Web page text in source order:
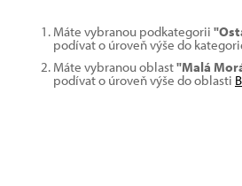
Máte vybranou podkategorii
podívat o úroveň výše do
Máte vybranou oblast"Malá
podívat o úroveň výše do oblasti